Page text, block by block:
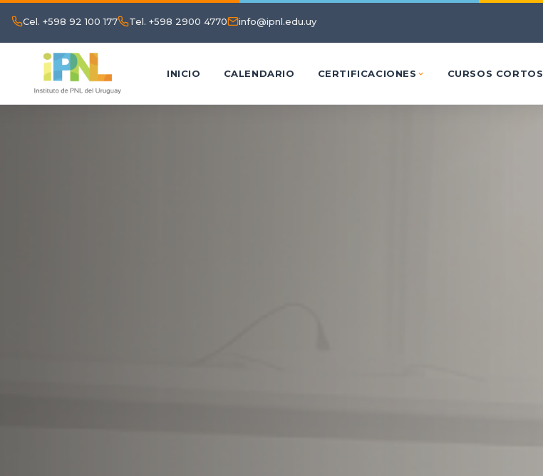
Cel. +598 92 100 177 Tel. +598 2900 4770 info@ipnl.edu.uy
INICIO CALENDARIO CERTIFICACIONES CURSOS CORTOS